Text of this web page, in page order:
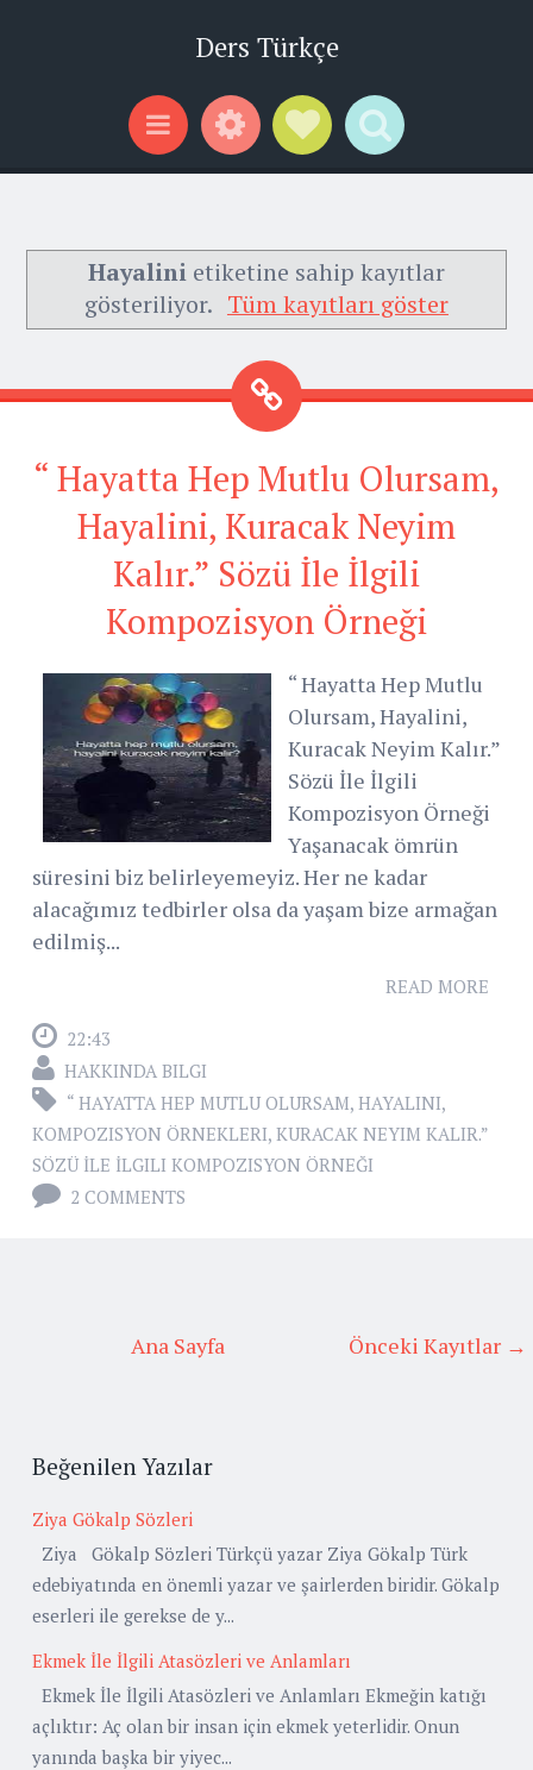
Ders Türkçe
Menu WidgetsSocial Links
Search
Hayalini etiketine sahip kayıtlar
gösteriliyor. Tüm kayıtları göster
“ Hayatta Hep Mutlu Olursam,
Hayalini, Kuracak Neyim
Kalır.” Sözü İle İlgili
Kompozisyon Örneği
“ Hayatta Hep Mutlu
Olursam, Hayalini,
Kuracak Neyim Kalır.”
Sözü İle İlgili
Kompozisyon Örneği
Yaşanacak ömrün
süresini biz belirleyemeyiz. Her ne kadar
alacağımız tedbirler olsa da yaşam bize armağan
edilmiş...
READ MORE
22:43
HAKKINDA BILGI
“ HAYATTA HEP MUTLU OLURSAM, HAYALINI,
KOMPOZISYON ÖRNEKLERI, KURACAK NEYIM KALIR.”
SÖZÜ İLE İLGILI KOMPOZISYON ÖRNEĞI
2 COMMENTS
Önceki Kayıtlar →
Ana Sayfa
Beğenilen Yazılar
Ziya Gökalp Sözleri
Ziya Gökalp Sözleri Türkçü yazar Ziya Gökalp Türk
edebiyatında en önemli yazar ve şairlerden biridir. Gökalp
eserleri ile gerekse de y...
Ekmek İle İlgili Atasözleri ve Anlamları
Ekmek İle İlgili Atasözleri ve Anlamları Ekmeğin katığı
açlıktır: Aç olan bir insan için ekmek yeterlidir. Onun
yanında başka bir yiyec...